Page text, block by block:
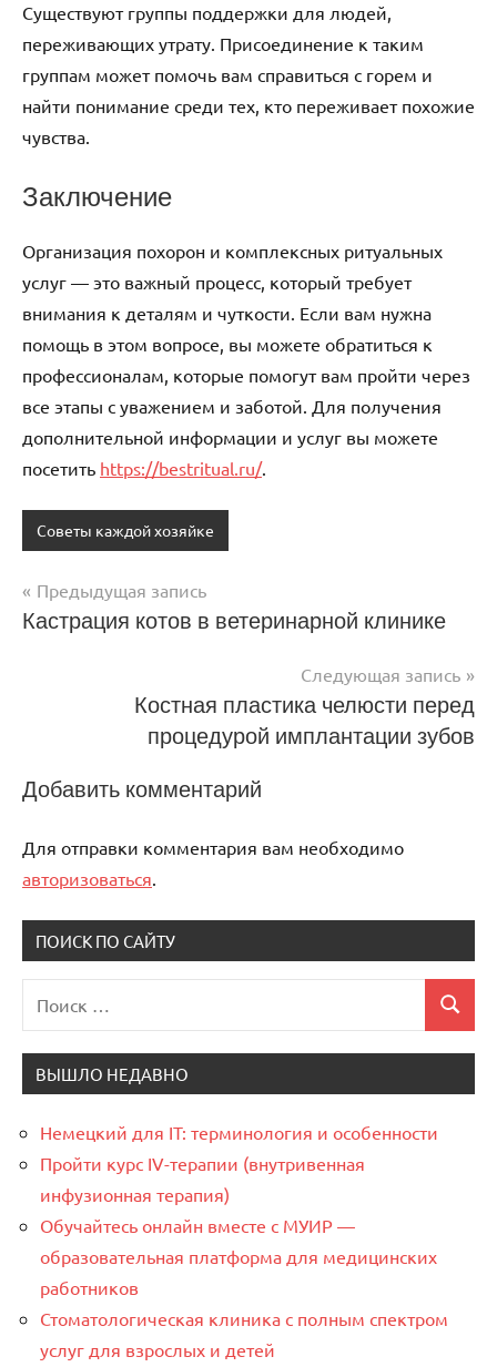
Существуют группы поддержки для людей,
переживающих утрату. Присоединение к таким
группам может помочь вам справиться с горем и
найти понимание среди тех, кто переживает похожие
чувства.
Заключение
Организация похорон и комплексных ритуальных
услуг — это важный процесс, который требует
внимания к деталям и чуткости. Если вам нужна
помощь в этом вопросе, вы можете обратиться к
профессионалам, которые помогут вам пройти через
все этапы с уважением и заботой. Для получения
дополнительной информации и услуг вы можете
посетить https://bestritual.ru/.
Советы каждой хозяйке
Навигация
Предыдущая запись
Кастрация котов в ветеринарной клинике
Следующая запись
Костная пластика челюсти перед
процедурой имплантации зубов
Добавить комментарий
Для отправки комментария вам необходимо
авторизоваться
ПОИСК ПО САЙТУ
для:
Поиск
ВЫШЛО НЕДАВНО
Немецкий для IT: терминология и особенности
Пройти курс IV-терапии (внутривенная
инфузионная терапия)
Обучайтесь онлайн вместе с МУИР —
образовательная платформа для медицинских
работников
Стоматологическая клиника с полным спектром
услуг для взрослых и детей